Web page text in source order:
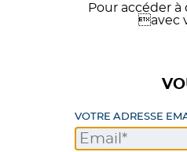
Pour accéder
avec
VOTRE ADRESSE